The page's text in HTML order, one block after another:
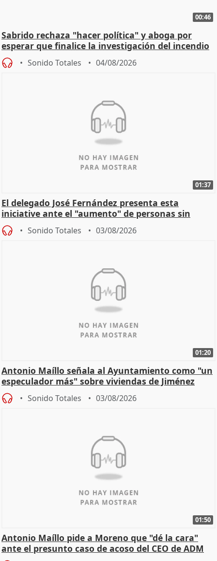
00:46
Sabrido rechaza "hacer política" y aboga por
esperar que finalice la investigación del incendio
Sonido Totales 04/08/2026
01:37
El delegado José Fernández presenta esta
iniciative ante el "aumento" de personas sin
hogar en Madri
Sonido Totales 03/08/2026
01:20
Antonio Maíllo señala al Ayuntamiento como "un
especulador más" sobre viviendas de Jiménez
Becerril
Sonido Totales 03/08/2026
01:50
Antonio Maíllo pide a Moreno que "dé la cara"
ante el presunto caso de acoso del CEO de ADM